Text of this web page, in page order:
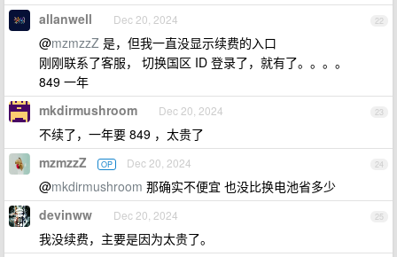
22
allanwell Dec 20, 2024
@mzmzzZ 是，但我一直没显示续费的入口
刚刚联系了客服， 切换国区 ID 登录了，就有了。。。。
849 一年
23
mkdirmushroom Dec 20, 2024
不续了，一年要 849 ，太贵了
24
mzmzzZ OP Dec 20, 2024
@mkdirmushroom 那确实不便宜 也没比换电池省多少
25
devinww Dec 20, 2024
我没续费，主要是因为太贵了。